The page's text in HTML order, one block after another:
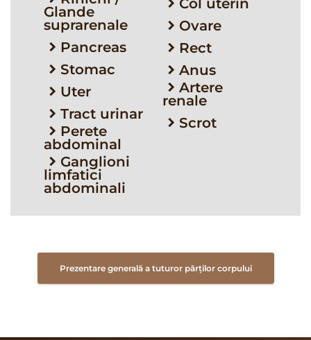
Glande
suprarenale
Pancreas
Stomac
Uter
Tract urinar
Perete
abdominal
Ganglioni
limfatici
abdominali
Col uterin
Ovare
Rect
Anus
Artere
renale
Scrot
Prezentare generală a tuturor părților corpului